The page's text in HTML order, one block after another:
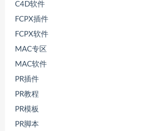
C4D软件
FCPX插件
FCPX软件
MAC专区
MAC软件
PR插件
PR教程
PR模板
PR脚本